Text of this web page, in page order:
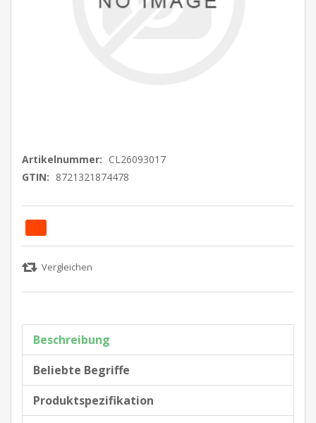
Artikelnummer: CL26093017
GTIN: 8721321874478
Beschreibung
Beliebte Begriffe
Produktspezifikation